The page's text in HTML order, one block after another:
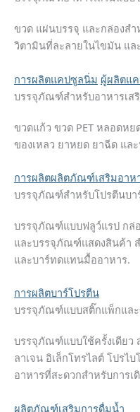
ขวด แผ่นบรรจุ และกล่องส
วิตามินที่ละลายในไขมัน แ
การผลิตแคปซูลนิ่ม ผู้ผลิตแ
บรรจุภัณฑ์สำหรับอาหารเส
ขวดแก้ว ขวด PET หลอดห
ของเหลว ยาหยด ยาฉีด แล
การผลิตผลิตภัณฑ์เสริมอาห
บรรจุภัณฑ์สำหรับโปรตีนบา
บรรจุภัณฑ์แบบฟลูว์แรป กล่
และบรรจุภัณฑ์แสดงสินค้า
และบาร์ทดแทนมื้ออาหาร.
การผลิตบาร์โปรตีน
บรรจุภัณฑ์แบบสติ๊กแพ็กแล
บรรจุภัณฑ์แบบใช้ครั้งเดียว
ลาเจน อิเล็กโทรไลต์ โปรไ
อาหารที่สะดวกสำหรับการเ
ผลิตภัณฑ์เสริมการดื่มน้ำ